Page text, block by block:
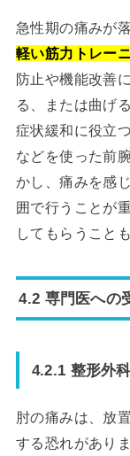
急性期の痛みが
軽い筋力トレー
防止や機能改善
る、または曲げ
症状緩和に役立
などを使った前
かし、痛みを感
囲で行うことが
してもらうこと
4.2 専門医への
4.2.1 整形外
肘の痛みは、放
する恐れがあり